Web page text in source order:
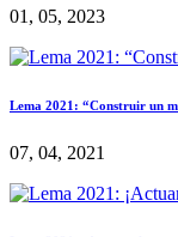
01, 05, 2023
Lema 2021: “Construir un
07, 04, 2021